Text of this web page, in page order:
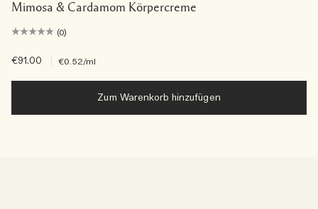
Mimosa & Cardamom Körpercreme
(0)
€91.00 €0.52/ml
Zum Warenkorb hinzufügen